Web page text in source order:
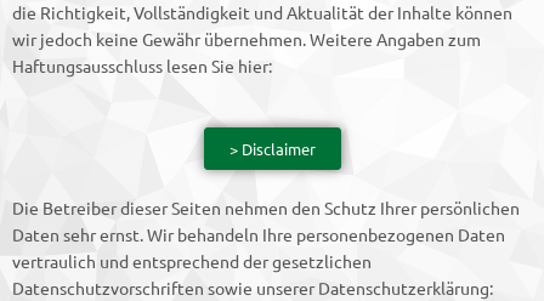
die Richtigkeit, Vollständigkeit und Aktualität der Inhalte können
wir jedoch keine Gewähr übernehmen. Weitere Angaben zum
Haftungsausschluss lesen Sie hier:
> Disclaimer
Die Betreiber dieser Seiten nehmen den Schutz Ihrer persönlichen
Daten sehr ernst. Wir behandeln Ihre personenbezogenen Daten
vertraulich und entsprechend der gesetzlichen
Datenschutzvorschriften sowie unserer Datenschutzerklärung: